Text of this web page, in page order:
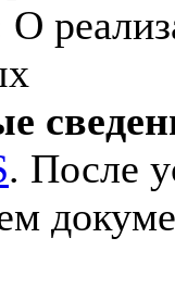
О
. После